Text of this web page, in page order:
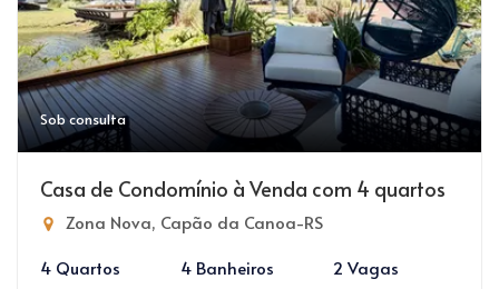
Sob consulta
Casa de Condomínio à Venda com 4 quartos
Zona Nova, Capão da Canoa-RS
4 Quartos
4 Banheiros 2 Vagas